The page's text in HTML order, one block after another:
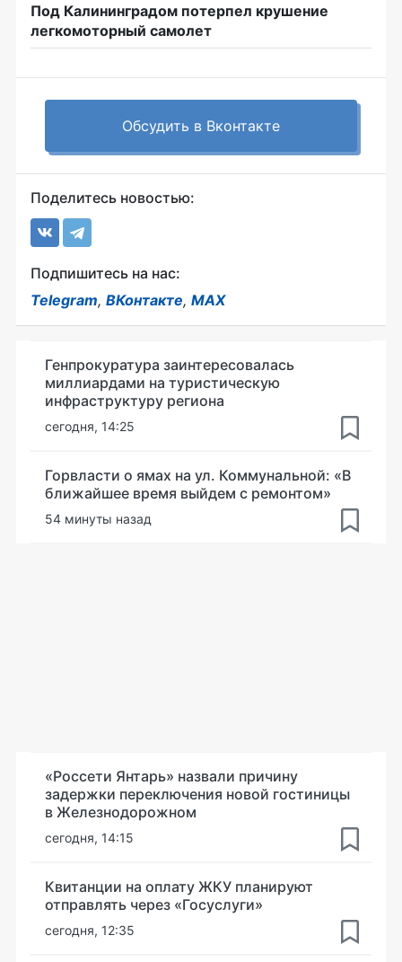
Под Калининградом потерпел крушение
легкомоторный самолет
Обсудить в Вконтакте
Поделитесь новостью:
Подпишитесь на нас:
Telegram, ВКонтакте, MAX
Генпрокуратура заинтересовалась
миллиардами на туристическую
инфраструктуру региона
сегодня, 14:25
Горвласти о ямах на ул. Коммунальной: «В
ближайшее время выйдем с ремонтом»
54 минуты назад
«Россети Янтарь» назвали причину
задержки переключения новой гостиницы
в Железнодорожном
сегодня, 14:15
Квитанции на оплату ЖКУ планируют
отправлять через «Госуслуги»
сегодня, 12:35